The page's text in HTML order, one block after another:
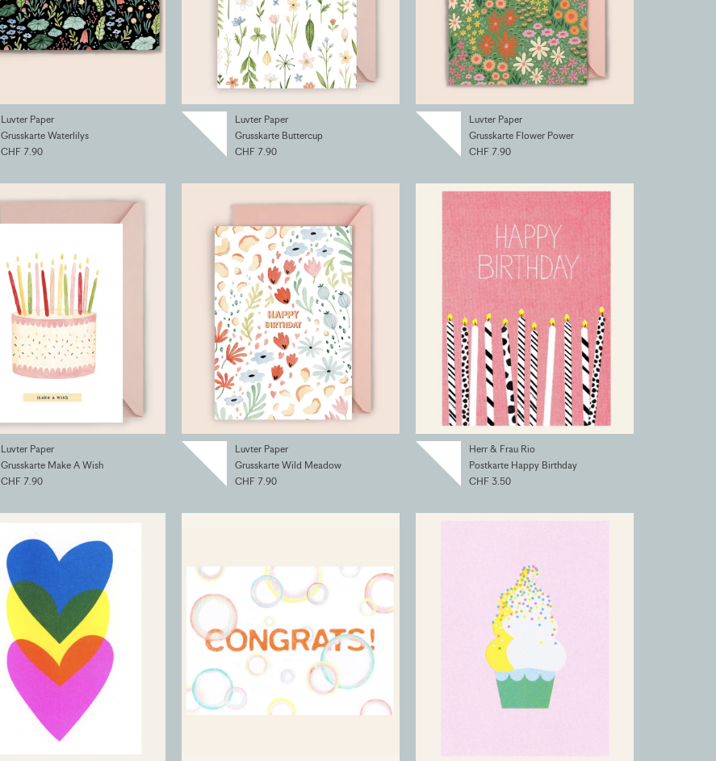
Luvter Paper
Grusskarte Waterlilys
CHF 7.90
Luvter Paper
Grusskarte Buttercup
CHF 7.90
Luvter Paper
Grusskarte Flower Power
CHF 7.90
Luvter Paper
Grusskarte Make A Wish
CHF 7.90
Luvter Paper
Grusskarte Wild Meadow
CHF 7.90
Herr & Frau Rio
Postkarte Happy Birthday
CHF 3.50